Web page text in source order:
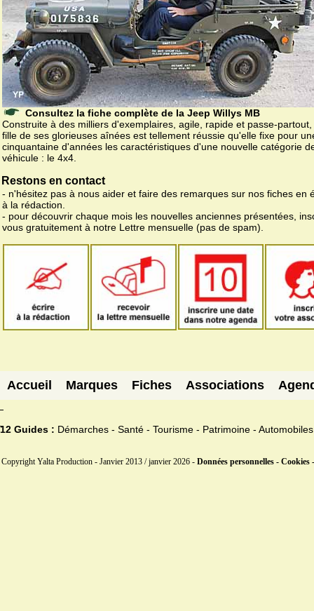
Consultez la fiche complète de la Jeep Willys MB
Construite à des milliers d'exemplaires, agile, rapide et passe-
fille de ses glorieuses aînées est tellement réussie qu'elle fixe pour
cinquantaine d'années les caractéristiques d'une nouvelle catégorie
véhicule : le 4x4.
Restons en contact
- n'hésitez pas à nous aider et faire des remarques sur nos fiches en
à la rédaction.
- pour découvrir chaque mois les nouvelles anciennes présentées,
vous gratuitement à notre Lettre mensuelle (pas de spam).
Accueil Marques Fiches Associations
12 Guides : Démarches - Santé - Tourisme - Patrimoine - Automobiles
Copyright Yalta Production - Janvier 2013 / janvier 2026 - Données personnelles - Cookies